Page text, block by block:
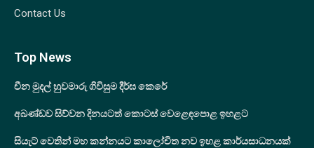
Contact Us
Top News
චීන මුදල් හුවමාරු ගිවිසුම දීර්ඝ කෙරේ
අඛණ්ඩව සිව්වන දිනයටත් කොටස් වෙළෙඳපොළ ඉහළට
සියැට් වෙතින් මහ කන්නයට කාලෝචිත නව ඉහළ කාර්යසාධනයක්